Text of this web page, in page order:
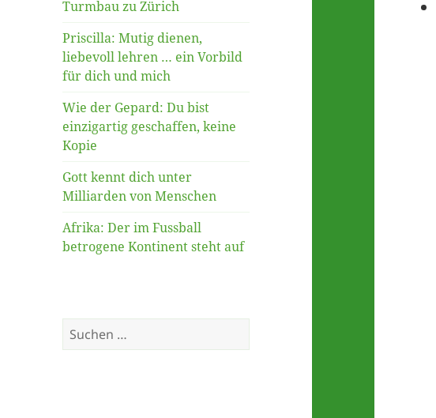
Turmbau zu Zürich
Priscilla: Mutig dienen,
liebevoll lehren … ein Vorbild
für dich und mich
Wie der Gepard: Du bist
einzigartig geschaffen, keine
Kopie
Gott kennt dich unter
Milliarden von Menschen
Afrika: Der im Fussball
betrogene Kontinent steht auf
Suche
nach: